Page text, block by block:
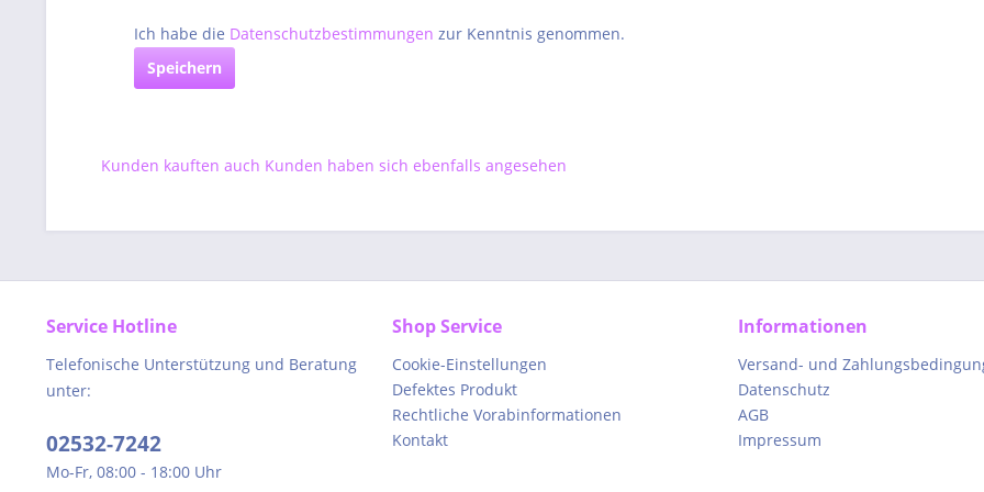
Ich habe die Datenschutzbestimmungen zur Kenntnis genommen.
Speichern
Kunden kauften auch Kunden haben sich ebenfalls angesehen
Service Hotline
Telefonische Unterstützung und Beratung
unter:
02532-7242
Mo-Fr, 08:00 - 18:00 Uhr
Shop Service
Cookie-Einstellungen
Defektes Produkt
Rechtliche Vorabinformationen
Kontakt
Informationen
Versand- und
Datenschutz
AGB
Impressum